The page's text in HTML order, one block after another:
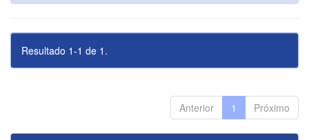
Resultado 1-1 de 1.
Anterior 1 Próximo